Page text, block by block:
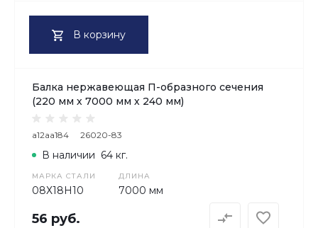
В корзину
Балка нержавеющая П-образного сечения
(220 мм х 7000 мм х 240 мм)
a12aa184 26020-83
МАРКА СТАЛИ
08Х18H10
ДЛИНА
7000 мм
В наличии 64 кг.
56 руб.